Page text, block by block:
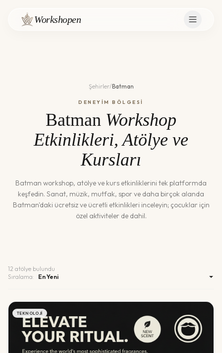
Workshopen
Şehirler/Batman
DENEYİM BÖLGESİ
Batman Workshop
Etkinlikleri, Atölye ve
Kursları
Batman workshop, atölye ve kurs etkinliklerini tek platformda
keşfedin. Sanat, müzik, mutfak, spor ve daha birçok alanda
Batman'daki ücretsiz ve ücretli etkinlikleri inceleyin; çocuklar için
özel aktiviteler de dahil.
12 atölye bulundu
Sıralama:
TEKNOLOJI